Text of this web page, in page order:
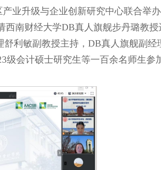
业升级与企业创新研究中心联合举
西南财经大学DB真人旗舰步丹璐教授
利敏副教授主持，DB真人旗舰副经
级会计硕士研究生等一百余名师生参